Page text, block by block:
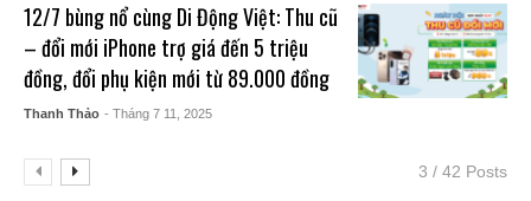
12/7 bùng nổ cùng Di Động Việt: Thu cũ
– đổi mới iPhone trợ giá đến 5 triệu
đồng, đổi phụ kiện mới từ 89.000 đồng
Thanh Thảo - Tháng 7 11, 2025
3 / 42 Posts